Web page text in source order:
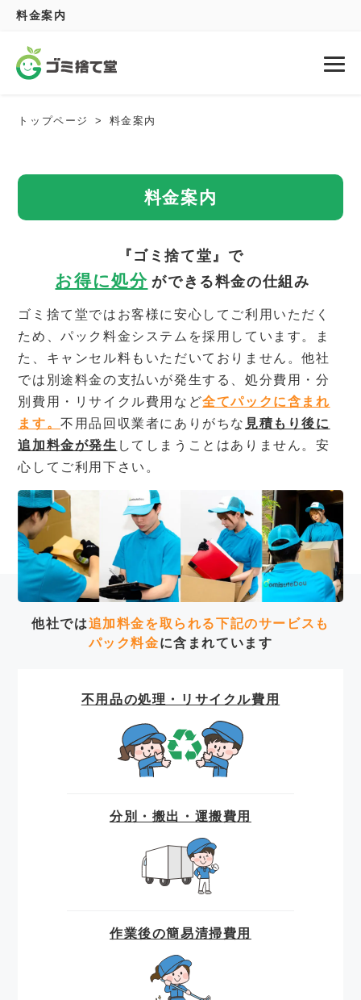
料金案内
トップページ 料金案内
料金案内
『ゴミ捨て堂』で
お得に処分 ができる料金の仕組み
ゴミ捨て堂ではお客様に安心してご利用いただく
ため、パック料金システムを採用しています。ま
た、キャンセル料もいただいておりません。他社
では別途料金の支払いが発生する、処分費用・分
別費用・リサイクル費用など全てパックに含まれ
ます。不用品回収業者にありがちな 見積もり後に
追加料金が発生 してしまうことはありません。安
心してご利用下さい。
他社では追加料金を取られる下記のサービスも
パック料金に含まれています
不用品の処理・リサイクル費用
分別・搬出・運搬費用
作業後の簡易清掃費用